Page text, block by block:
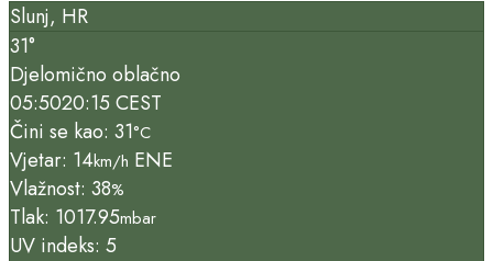
Slunj, HR
31°
Djelomično oblačno
05:5020:15 CEST
Čini se kao: 31°C
Vjetar: 14km/h ENE
Vlažnost: 38%
Tlak: 1017.95mbar
UV indeks: 5